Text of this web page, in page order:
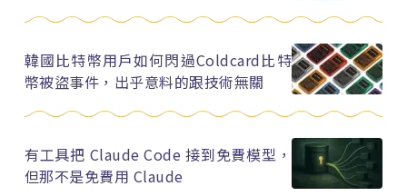
韓國比特幣用戶如何閃過Coldcard比特
幣被盜事件，出乎意料的跟技術無關
有工具把 Claude Code 接到免費模型，
但那不是免費用 Claude